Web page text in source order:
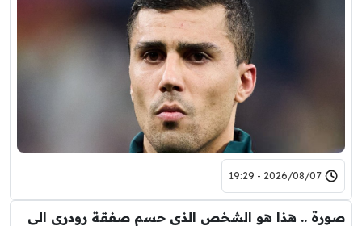
2026/08/07 - 19:29
صورة .. هذا هو الشخص الذي حسم صفقة رودري الى